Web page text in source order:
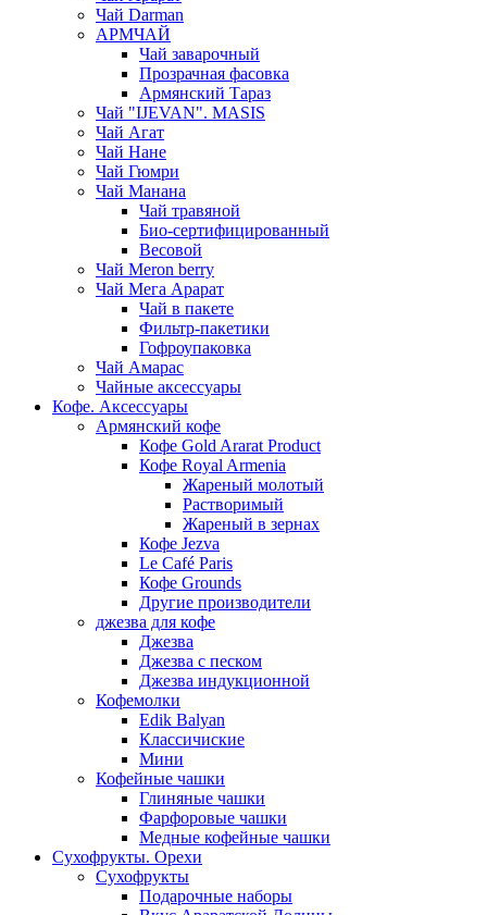
Чай Darman
АРМЧАЙ
Чай заварочный
Прозрачная фасовка
Армянский Тараз
Чай "IJEVAN". MASIS
Чай Агат
Чай Нане
Чай Гюмри
Чай Манана
Чай травяной
Био-сертифицированный
Весовой
Чай Meron berry
Чай Мега Арарат
Чай в пакете
Фильтр-пакетики
Гофроупаковка
Чай Амарас
Чайные аксессуары
Кофе. Аксессуары
Армянский кофе
Кофе Gold Ararat Product
Кофе Royal Armenia
Жареный молотый
Растворимый
Жареный в зернах
Кофе Jezva
Le Café Paris
Кофе Grounds
Другие производители
джезва для кофе
Джезва
Джезва с песком
Джезва индукционной
Кофемолки
Edik Balyan
Классичиские
Мини
Кофейные чашки
Глиняные чашки
Фарфоровые чашки
Медные кофейные чашки
Сухофрукты. Орехи
Сухофрукты
Подарочные наборы